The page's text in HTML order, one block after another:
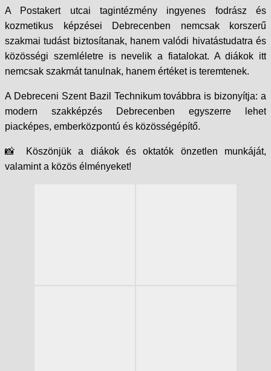
A Postakert utcai tagintézmény ingyenes fodrász és
kozmetikus képzései Debrecenben nemcsak korszerű
szakmai tudást biztosítanak, hanem valódi hivatástudatra és
közösségi szemléletre is nevelik a fiatalokat. A diákok itt
nemcsak szakmát tanulnak, hanem értéket is teremtenek.
A Debreceni Szent Bazil Technikum továbbra is bizonyítja: a
modern szakképzés Debrecenben egyszerre lehet
piacképes, emberközpontú és közösségépítő.
📸 Köszönjük a diákok és oktatók önzetlen munkáját,
valamint a közös élményeket!